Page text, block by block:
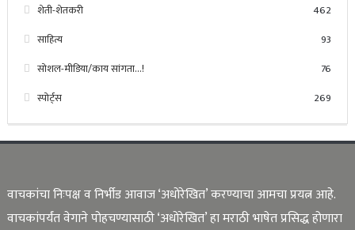
शेती-शेतकरी
462
साहित्य
93
सोशल-मीडिया/काय सांगता…!
76
स्पोर्ट्स
269
वाचकांचा निःपक्ष व निर्भीड आवाज ‘अधोरेखित’ करण्याचा आमचा प्रयत्न आहे.
वाचकांपर्यंत वेगाने पोहचण्यासाठी ‘अधोरेखित’ हा मराठी भाषेत प्रसिद्ध होणारा